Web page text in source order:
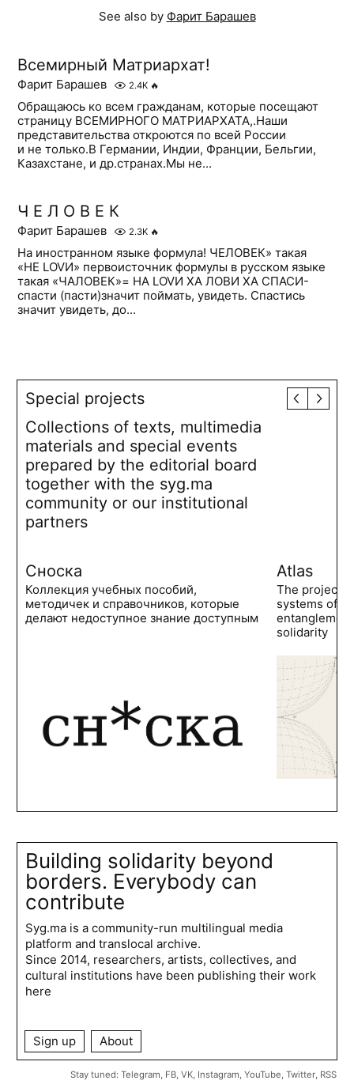
See also by Фарит Барашев
Всемирный Матриархат!
Фарит Барашев 2.4K 🔥
Обращаюсь ко всем гражданам, которые посещают
страницу ВСЕМИРНОГО МАТРИАРХАТА,.Наши
представительства откроются по всей России
и не только.В Германии, Индии, Франции, Бельгии,
Казахстане, и др.странах.Мы не...
Ч Е Л О В Е К
Фарит Барашев 2.3K 🔥
На иностранном языке формула! ЧЕЛОВЕК» такая
«HE LOVИ» первоисточник формулы в русском языке
такая «ЧАЛОВЕК»= HA LOVИ ХА ЛОВИ ХА СПАСИ-
спасти (пасти)значит поймать, увидеть. Спастись
значит увидеть, до...
Special projects
Collections of texts, multimedia
materials and special events
prepared by the editorial board
together with the syg.ma
community or our institutional
partners
Сноска
Коллекция учебных пособий,
методичек и справочников, которые
делают недоступное знание доступным
Atlas
The project
systems of
solidarity
Building solidarity beyond
borders. Everybody can
contribute
Syg.ma is a community-run multilingual media
platform and translocal archive.
Since 2014, researchers, artists, collectives, and
cultural institutions have been publishing their work
here
Sign up About
Stay tuned: Telegram FB, VK, Instagram YouTube Twitter, RSS